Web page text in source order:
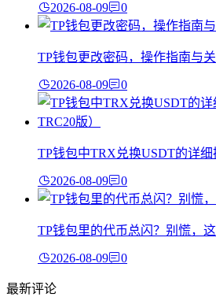
2026-08-09 0
TP钱包更改密码，操作指南与
2026-08-09 0
TP钱包中TRX兑换USDT的详
2026-08-09 0
TP钱包里的代币总闪？别慌，
2026-08-09 0
最新评论